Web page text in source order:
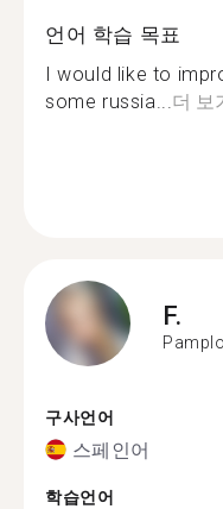
언어 학습 목표
I would like to
some russia...더 보
F.
구사언어
스페인어
학습언어